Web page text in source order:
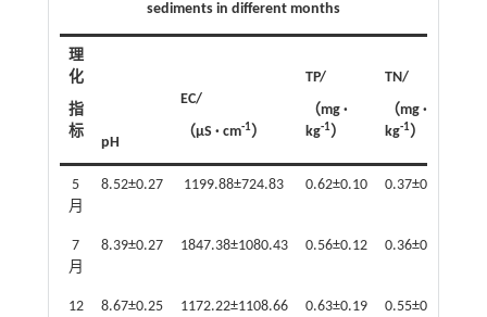
sediments in different months
理
化
指
标
pH
EC/
（μS · cm-1）
TP/
（mg ·
kg-1）
TN/
（mg ·
kg-1）
5
月
8.52±0.27 1199.88±724.83 0.62±0.10 0.37±0.21
7
月
8.39±0.27 1847.38±1080.43 0.56±0.12 0.36±0.29
12
8.67±0.25 1172.22±1108.66 0.63±0.19 0.55±0.49